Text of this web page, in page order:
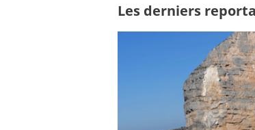
Les derniers